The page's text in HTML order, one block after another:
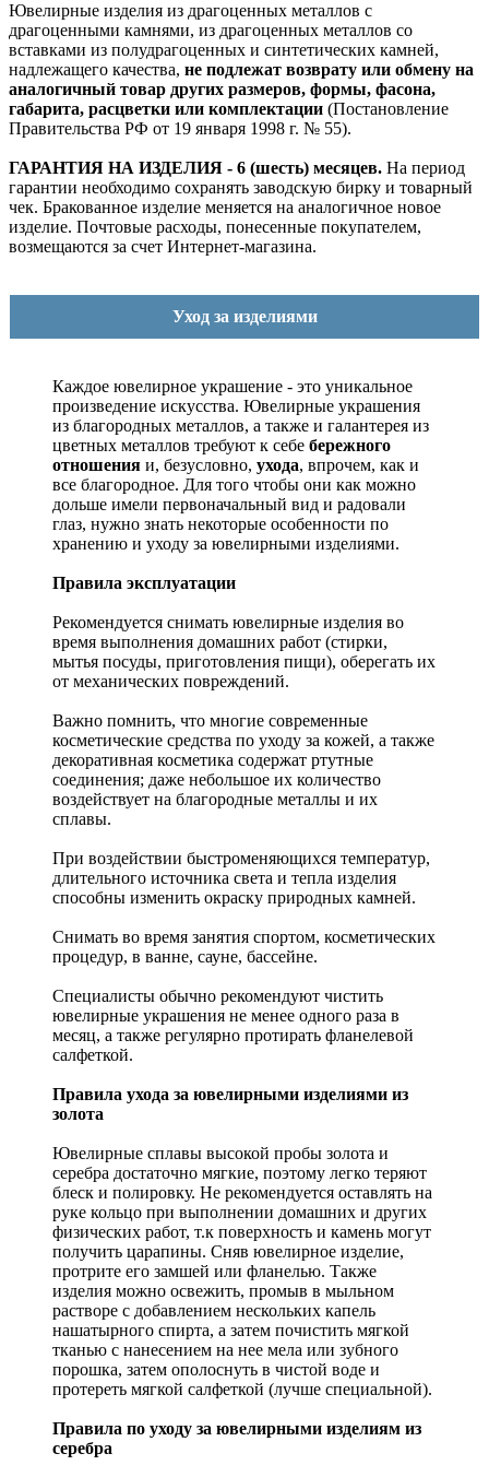
Ювелирные изделия из драгоценных металлов с
драгоценными камнями, из драгоценных металлов со
вставками из полудрагоценных и синтетических камней,
надлежащего качества, не подлежат возврату или обмену на
аналогичный товар других размеров, формы, фасона,
габарита, расцветки или комплектации (Постановление
Правительства РФ от 19 января 1998 г. № 55).
ГАРАНТИЯ НА ИЗДЕЛИЯ - 6 (шесть) месяцев. На период
гарантии необходимо сохранять заводскую бирку и товарный
чек. Бракованное изделие меняется на аналогичное новое
изделие. Почтовые расходы, понесенные покупателем,
возмещаются за счет Интернет-магазина.
Уход за изделиями
Каждое ювелирное украшение - это уникальное
произведение искусства. Ювелирные украшения
из благородных металлов, а также и галантерея из
цветных металлов требуют к себе бережного
отношения и, безусловно, ухода, впрочем, как и
все благородное. Для того чтобы они как можно
дольше имели первоначальный вид и радовали
глаз, нужно знать некоторые особенности по
хранению и уходу за ювелирными изделиями.
Правила эксплуатации
Рекомендуется снимать ювелирные изделия во
время выполнения домашних работ (стирки,
мытья посуды, приготовления пищи), оберегать их
от механических повреждений.
Важно помнить, что многие современные
косметические средства по уходу за кожей, а также
декоративная косметика содержат ртутные
соединения; даже небольшое их количество
воздействует на благородные металлы и их
сплавы.
При воздействии быстроменяющихся температур,
длительного источника света и тепла изделия
способны изменить окраску природных камней.
Снимать во время занятия спортом, косметических
процедур, в ванне, сауне, бассейне.
Специалисты обычно рекомендуют чистить
ювелирные украшения не менее одного раза в
месяц, а также регулярно протирать фланелевой
салфеткой.
Правила ухода за ювелирными изделиями из
золота
Ювелирные сплавы высокой пробы золота и
серебра достаточно мягкие, поэтому легко теряют
блеск и полировку. Не рекомендуется оставлять на
руке кольцо при выполнении домашних и других
физических работ, т.к поверхность и камень могут
получить царапины. Сняв ювелирное изделие,
протрите его замшей или фланелью. Также
изделия можно освежить, промыв в мыльном
растворе с добавлением нескольких капель
нашатырного спирта, а затем почистить мягкой
тканью с нанесением на нее мела или зубного
порошка, затем ополоснуть в чистой воде и
протереть мягкой салфеткой (лучше специальной).
Правила по уходу за ювелирными изделиям из
серебра